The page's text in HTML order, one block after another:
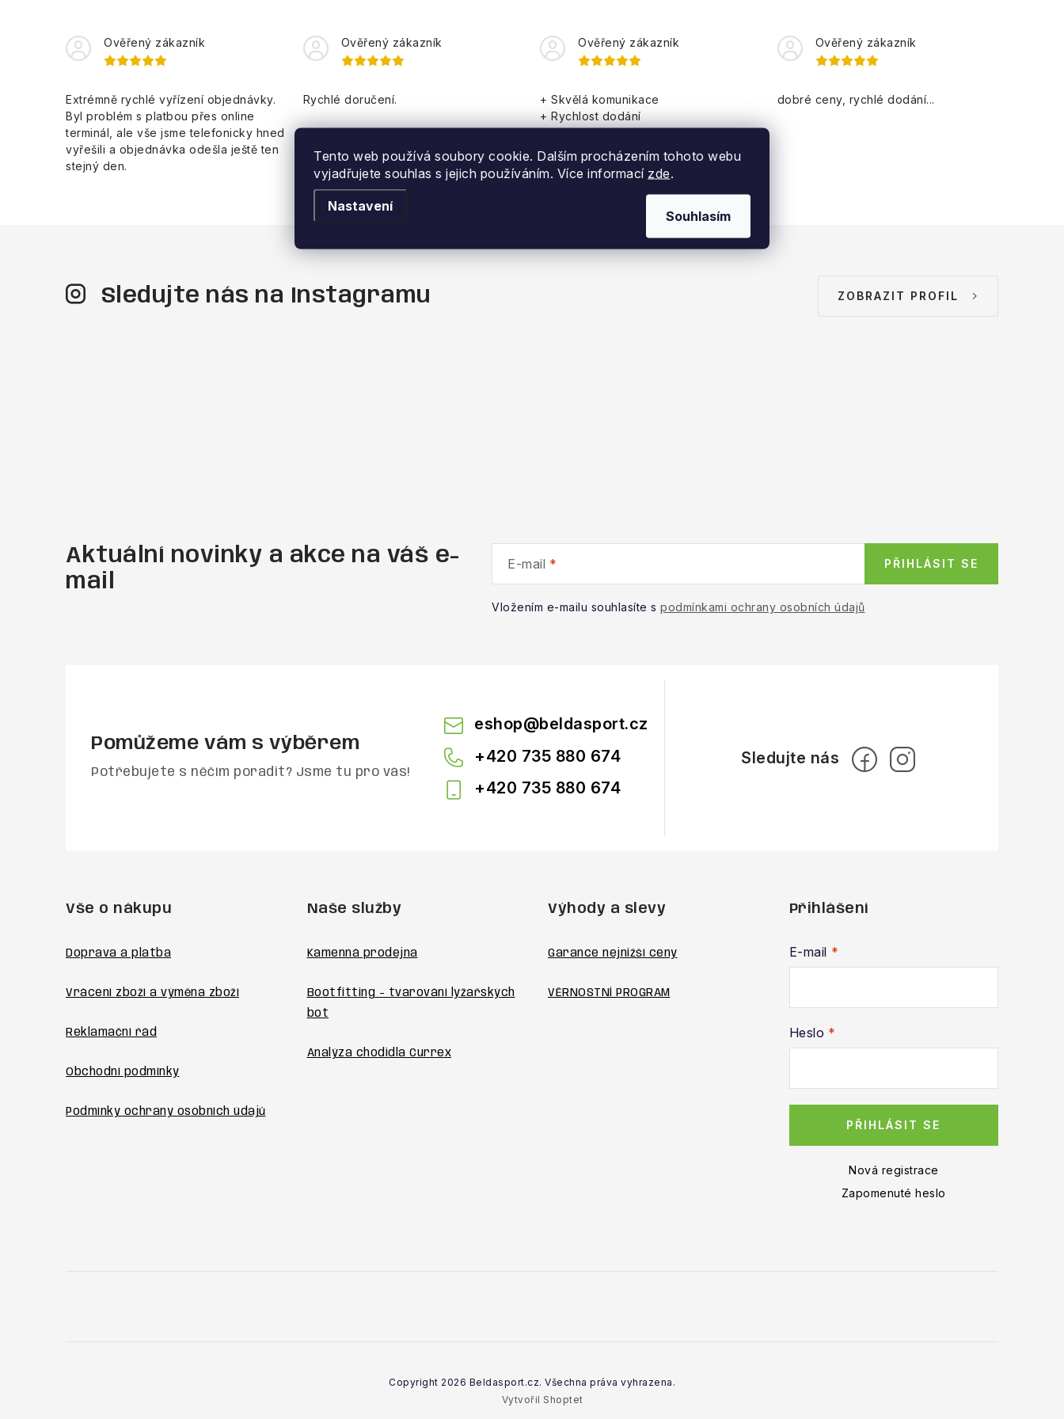
Tento web používá soubory cookie. Dalším procházením tohoto webu
vyjadřujete souhlas s jejich používáním. Více informací zde.
Nastavení
Souhlasím
í
p
v
k
y
s
Ověřený zákazník
Extrémně rychlé vyřízení objednávky.
Byl problém s platbou přes online
terminál, ale vše jsme telefonicky hned
vyřešili a objednávka odešla ještě ten
stejný den.
Ověřený zákazník
Rychlé doručení.
Ověřený zákazník
+ Skvělá komunikace
+ Rychlost dodání
+ Zbozi sedi
Ověřený zákazník
dobré ceny, rychlé dodání...
Sledujte nás na Instagramu ZOBRAZIT PROFIL
Aktuální novinky a akce na váš e-
mail
E-mail
Vložením e-mailu souhlasíte s podmínkami ochrany osobních údajů
PŘIHLÁSIT SE
Pomůžeme vám s výběrem
Potřebujete s něčím poradit? Jsme tu pro vás!
eshop@beldasport.cz
+420 735 880 674
+420 735 880 674
Vše o nákupu
Doprava a platba
Vrácení zboží a výměna zboží
Reklamační řád
Obchodní podmínky
Podmínky ochrany osobních údajů
Naše služby
Kamenná prodejna
Bootfitting - tvarování lyžařských
bot
Analýza chodidla Currex
Výhody a slevy
Garance nejnižší ceny
VĚRNOSTNÍ PROGRAM
Přihlášení
E-mail
Heslo
PŘIHLÁSIT SE
Nová registrace
Zapomenuté heslo
Vytvořil Shoptet
Copyright 2026 Beldasport.cz. Všechna práva vyhrazena.